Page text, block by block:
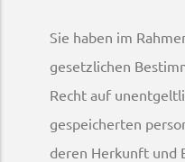
Sie haben im
gesetzlichen
Recht auf
gespeicherten
deren Herkunft und